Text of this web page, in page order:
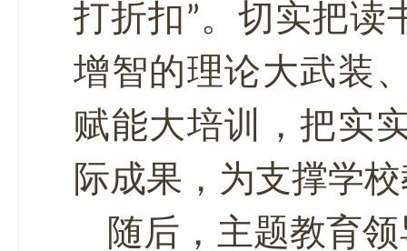
打折扣”。切实把读
增智的理论大武装
赋能大培训，把实
际成果，为支撑学
随后，主题教育